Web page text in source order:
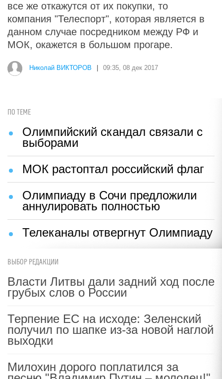
все же откажутся от их покупки, то
компания "Телеспорт", которая является в
данном случае посредником между РФ и
МОК, окажется в большом прогаре.
Николай ВИКТОРОВ 09:35, 08 дек 2017
ПО ТЕМЕ
Олимпийский скандал связали с
выборами
МОК растоптал российский флаг
Олимпиаду в Сочи предложили
аннулировать полностью
Телеканалы отвергнут Олимпиаду
ВЫБОР РЕДАКЦИИ
Власти Литвы дали задний ход после
грубых слов о России
Терпение ЕС на исходе: Зеленский
получил по шапке из-за новой наглой
выходки
Милохин дорого поплатился за